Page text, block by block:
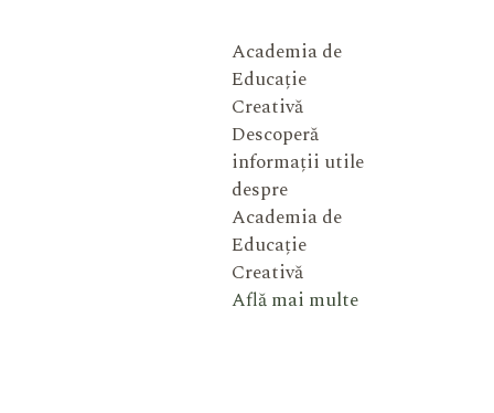
Academia de
Educație
Creativă
Descoperă
informații utile
despre
Academia de
Educație
Creativă
Află mai multe